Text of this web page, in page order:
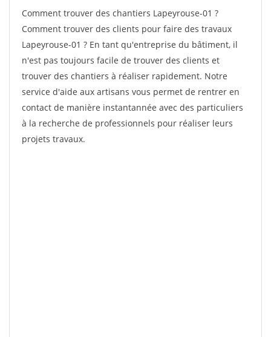
Comment trouver des chantiers Lapeyrouse-01 ?
Comment trouver des clients pour faire des travaux
Lapeyrouse-01 ? En tant qu'entreprise du bâtiment, il
n'est pas toujours facile de trouver des clients et
trouver des chantiers à réaliser rapidement. Notre
service d'aide aux artisans vous permet de rentrer en
contact de manière instantannée avec des particuliers
à la recherche de professionnels pour réaliser leurs
projets travaux.